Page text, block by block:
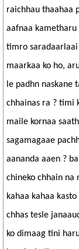
raichhau thaahaa
aafnaa kametharu
timro saradaarlaai
maarkaa ko ho,
le padhn naskane
chhainas ra ? timi
maile kornaa
sagamagaae
aananda aaen ?
chineko chhain
kahaa kahaa
chhas tesle
ko dimaag tini